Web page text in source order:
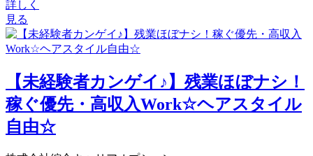
詳しく
見る
【未経験者カンゲイ♪】残業ほぼナシ！
稼ぐ優先・高収入Work☆ヘアスタイル
自由☆